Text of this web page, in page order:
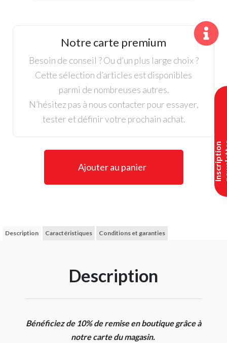
I
n
s
c
r
i
p
t
i
o
n
n
e
w
s
l
e
t
t
e
Arlia
Blanche
Notre carte premium
Besoin de conseil ? Ou d’un plus large choix ?
Cette sélection d’articles est disponibles
parmi de nombreuses autres.
N’hésitez pas à nous contacter pour essayer,
tester et définir votre prochain achat.
Ajouter au panier
Description Caractéristiques Conditions et garanties
Description
Bénéficiez de 10% de remise en boutique grâce à
notre carte du magasin.